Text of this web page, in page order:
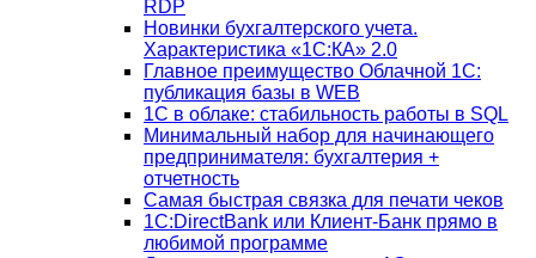
RDP
Новинки бухгалтерского учета.
Характеристика «1С:КА» 2.0
Главное преимущество Облачной 1С:
публикация базы в WEB
1С в облаке: стабильность работы в SQL
Минимальный набор для начинающего
предпринимателя: бухгалтерия +
отчетность
Самая быстрая связка для печати чеков
1С:DirectBank или Клиент-Банк прямо в
любимой программе